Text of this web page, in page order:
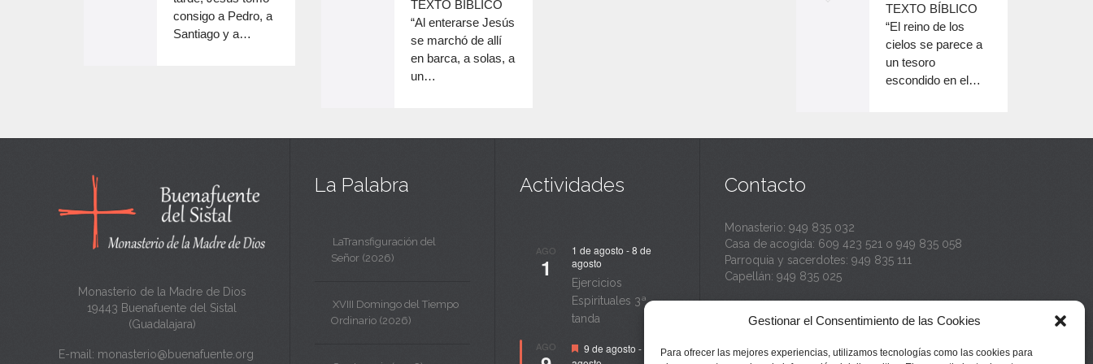
Gestionar el Consentimiento de las Cookies
Para ofrecer las mejores experiencias, utilizamos tecnologías como las cookies para
volumen.
consigo a Pedro, a
Santiago y a…
disminuir
volumen.
TEXTO BÍBLICO
“Al enterarse Jesús
se marchó de allí
en barca, a solas, a
un…
o
disminuir
el
TEXTO BÍBLICO
“El reino de los
cielos se parece a
un tesoro
escondido en el…
Monasterio de la Madre de Dios
19443 Buenafuente del Sistal
(Guadalajara)
E-mail: monasterio@buenafuente.org
La Palabra
LaTransfiguración del
Señor (2026)
XVIII Domingo del Tiempo
Ordinario (2026)
Actividades
AGO
1
1 de agosto -8 de
agosto
Ejercicios
Espirituales 3ª
tanda
AGO Destacado
9 de agosto -
14 de
Contacto
Monasterio: 949 835 032
Casa de acogida: 609 423 521 o 949 835 058
Parroquia y sacerdotes: 949 835 111
Capellán: 949 835 025
Monasterio:monasterio@buenafuente.org
Casa de acogida:acogida@buenafuente.org